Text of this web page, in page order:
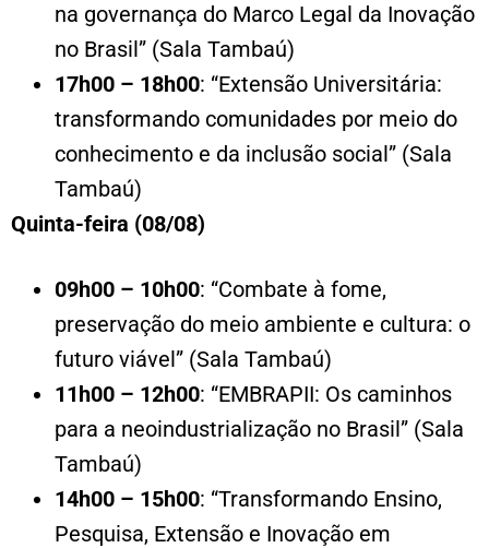
na governança do Marco Legal da Inovação
no Brasil” (Sala Tambaú)
17h00 – 18h00: “Extensão Universitária:
transformando comunidades por meio do
conhecimento e da inclusão social” (Sala
Tambaú)
Quinta-feira (08/08)
09h00 – 10h00: “Combate à fome,
preservação do meio ambiente e cultura: o
futuro viável” (Sala Tambaú)
11h00 – 12h00: “EMBRAPII: Os caminhos
para a neoindustrialização no Brasil” (Sala
Tambaú)
14h00 – 15h00: “Transformando Ensino,
Pesquisa, Extensão e Inovação em